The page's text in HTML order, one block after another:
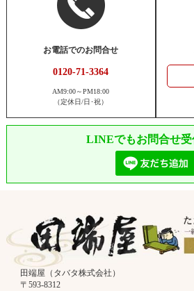
お電話でのお問合せ
0120-71-3364
AM9:00～PM18:00
（定休日/日･祝）
LINEでもお問合せ受
田端屋（タバタ株式会社）
〒593-8312